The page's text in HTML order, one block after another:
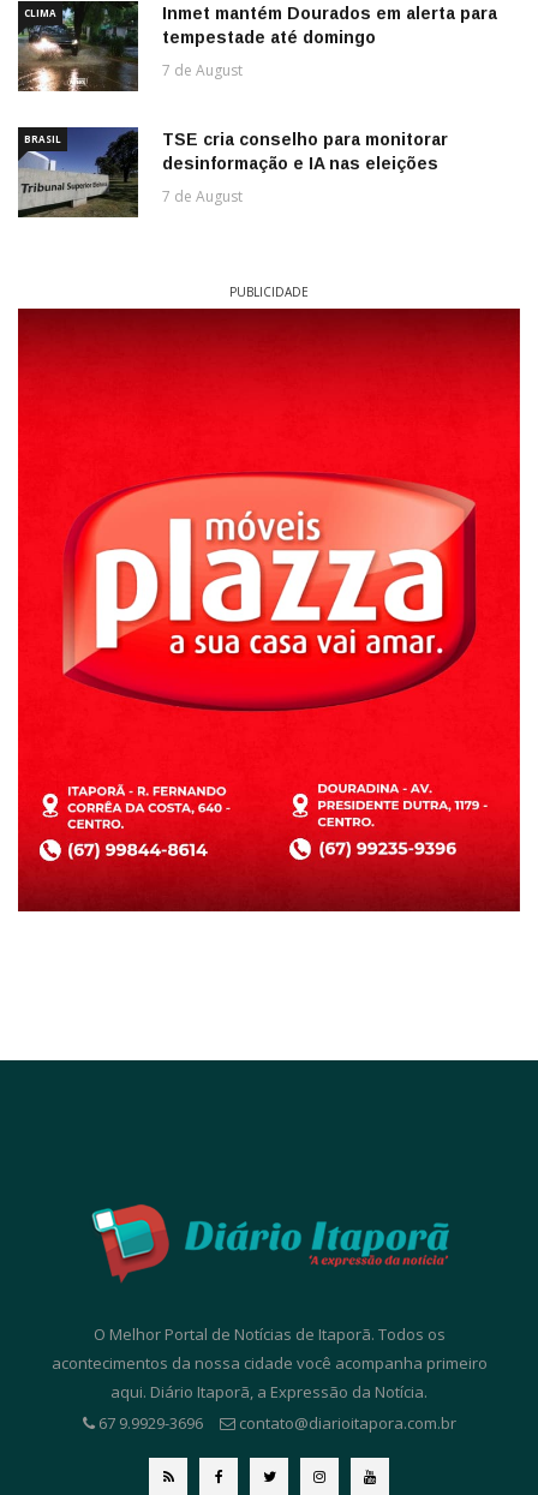
CLIMA
Inmet mantém Dourados em alerta para
tempestade até domingo
7 de August
BRASIL
TSE cria conselho para monitorar
desinformação e IA nas eleições
7 de August
PUBLICIDADE
O Melhor Portal de Notícias de Itaporã. Todos os
acontecimentos da nossa cidade você acompanha primeiro
aqui. Diário Itaporã, a Expressão da Notícia.
67 9.9929-3696
contato@diarioitapora.com.br